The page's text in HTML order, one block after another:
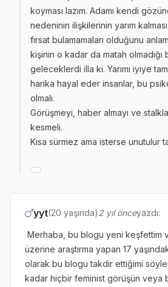
koyması lazım. Adamı kendi
nedeninin ilişkilerinin yarım
fırsat bulamamaları olduğunu
kişinin o kadar da matah olmadığı
geleceklerdi illa ki. Yarımı iyiye
harika hayal eder insanlar, bu
olmalı.
Görüşmeyi, haber almayı ve
kesmeli.
Kısa sürmez ama isterse unutulur
yyt(20 yaşında)2 yıl önceyazdı:
Merhaba, bu blogu yeni keşfettim
üzerine araştırma yapan 17
olarak bu blogu takdir ettiğimi
kadar hiçbir feminist görüşün veya